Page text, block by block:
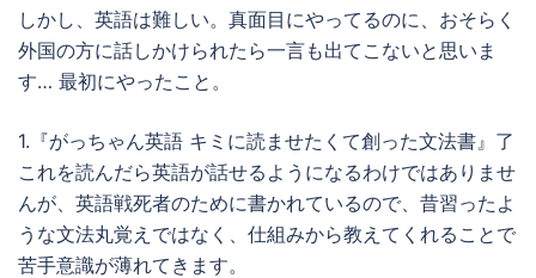
しかし、英語は難しい。真面目にやってるのに、おそらく
外国の方に話しかけられたら一言も出てこないと思いま
す… 最初にやったこと。
1.『がっちゃん英語 キミに読ませたくて創った文法書』了
これを読んだら英語が話せるようになるわけではありませ
んが、英語戦死者のために書かれているので、昔習ったよ
うな文法丸覚えではなく、仕組みから教えてくれることで
苦手意識が薄れてきます。